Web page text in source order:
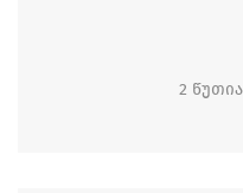
2